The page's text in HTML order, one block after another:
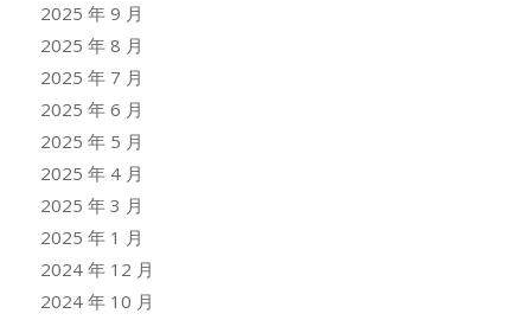
2025 年 9 月
2025 年 8 月
2025 年 7 月
2025 年 6 月
2025 年 5 月
2025 年 4 月
2025 年 3 月
2025 年 1 月
2024 年 12 月
2024 年 10 月